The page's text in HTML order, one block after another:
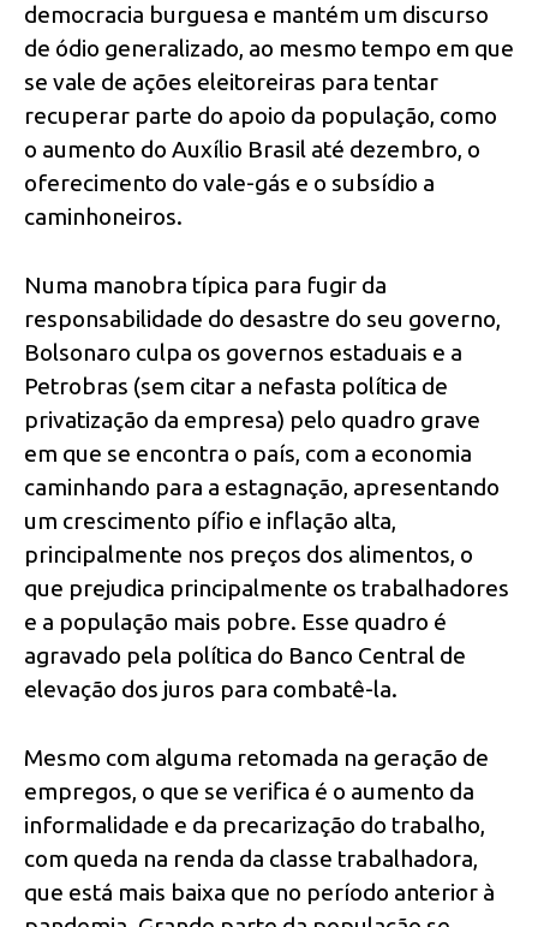
democracia burguesa e mantém um discurso
de ódio generalizado, ao mesmo tempo em que
se vale de ações eleitoreiras para tentar
recuperar parte do apoio da população, como
o aumento do Auxílio Brasil até dezembro, o
oferecimento do vale-gás e o subsídio a
caminhoneiros.
Numa manobra típica para fugir da
responsabilidade do desastre do seu governo,
Bolsonaro culpa os governos estaduais e a
Petrobras (sem citar a nefasta política de
privatização da empresa) pelo quadro grave
em que se encontra o país, com a economia
caminhando para a estagnação, apresentando
um crescimento pífio e inflação alta,
principalmente nos preços dos alimentos, o
que prejudica principalmente os trabalhadores
e a população mais pobre. Esse quadro é
agravado pela política do Banco Central de
elevação dos juros para combatê-la.
Mesmo com alguma retomada na geração de
empregos, o que se verifica é o aumento da
informalidade e da precarização do trabalho,
com queda na renda da classe trabalhadora,
que está mais baixa que no período anterior à